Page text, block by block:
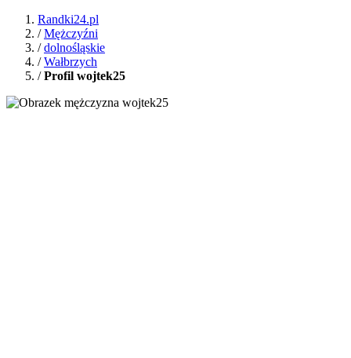
Randki24.pl
/Mężczyźni
/dolnośląskie
/Wałbrzych
/Profil wojtek25